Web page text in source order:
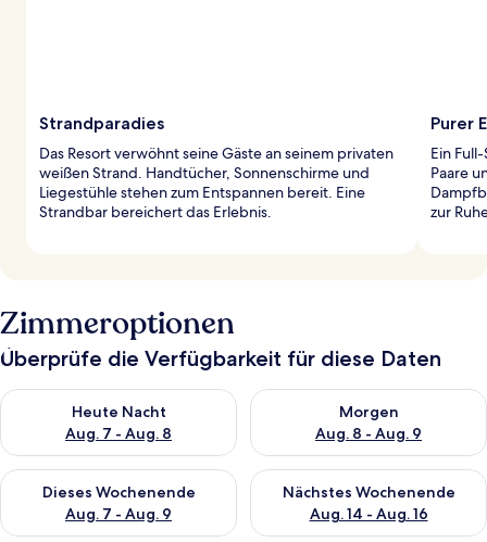
Strandparadies
Das Resort verwöhnt seine Gäste an seinem privaten
weißen Strand. Handtücher, Sonnenschirme und
Liegestühle stehen zum Entspannen bereit. Eine
Strandbar bereichert das Erlebnis.
Purer
Ein
Paare
zur
Zimmeroptionen
Überprüfe die Verfügbarkeit für diese Daten
Heute Nacht
Aug. 7 - Aug. 8
Überprüfe die Verfügbarkeit für heute Nacht, Aug. 7 - Aug. 8.
Morgen
Aug. 8 - Aug. 9
Überprüfe die Verfügbarkeit
Dieses Wochenende
Aug. 7 - Aug. 9
Überprüfe die Verfügbarkeit für dieses Wochenende, Aug. 7
Nächstes Wochenende
Aug. 14 - Aug. 16
Überprüfe die Verfügbarkeit